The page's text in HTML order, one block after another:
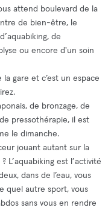
attend boulevard de la
de bien-être, le
de
ou encore d'un soin
gare et c’est un espace
de bronzage, de
pressothérapie, il est
le dimanche.
jouant autant sur la
L’aquabiking est l’activité
dans de l’eau, vous
quel autre sport, vous
sans vous en rendre